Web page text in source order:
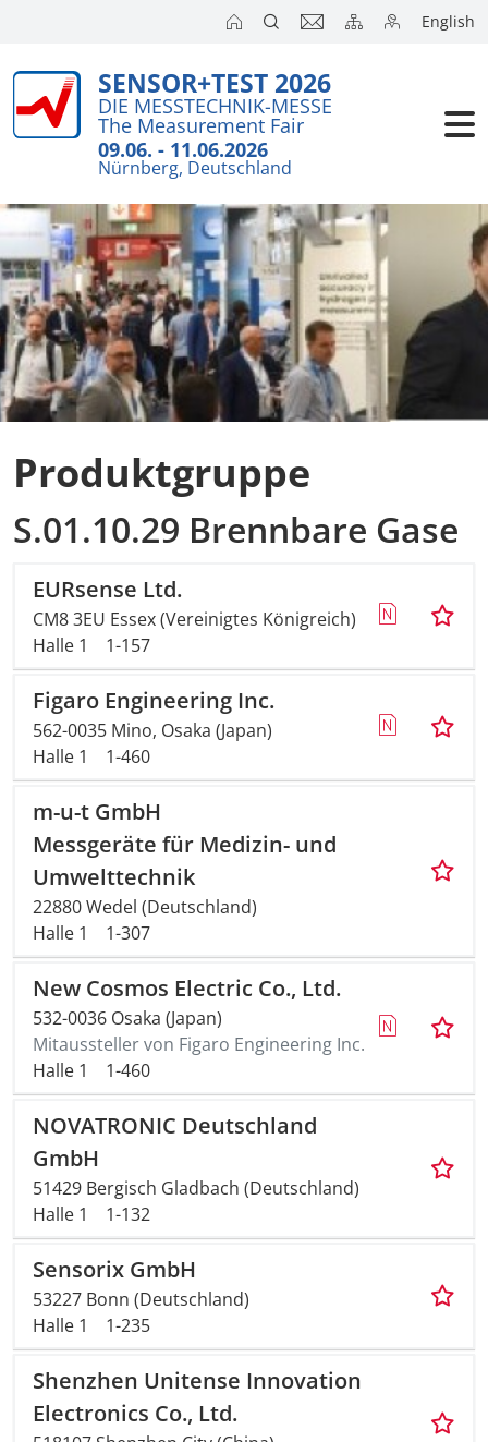
English
SENSOR+TEST 2026
DIE MESSTECHNIK-MESSE
The Measurement Fair
09.06. - 11.06.2026
Nürnberg, Deutschland
Produktgruppe
S.01.10.29 Brennbare Gase
EURsense Ltd.
CM8 3EU Essex (Vereinigtes Königreich)
Halle 1
1-157
Figaro Engineering Inc.
562-0035 Mino, Osaka (Japan)
Halle 1
1-460
m-u-t GmbH
Messgeräte für Medizin- und
Umwelttechnik
22880 Wedel (Deutschland)
Halle 1
1-307
New Cosmos Electric Co., Ltd.
532-0036 Osaka (Japan)
Mitaussteller von Figaro Engineering Inc.
Halle 1
1-460
NOVATRONIC Deutschland
GmbH
51429 Bergisch Gladbach (Deutschland)
Halle 1
1-132
Sensorix GmbH
53227 Bonn (Deutschland)
Halle 1
1-235
Shenzhen Unitense Innovation
Electronics Co., Ltd.
Besucher